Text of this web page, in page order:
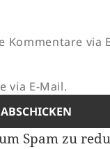
via
via E-Mail.
Spam zu